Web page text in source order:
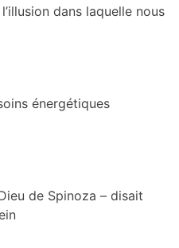
dans laquelle nous
énergétiques
de Spinoza – disait